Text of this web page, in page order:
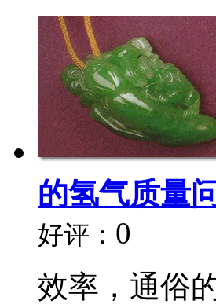
的氢气质量
好评： 0
效率，通俗